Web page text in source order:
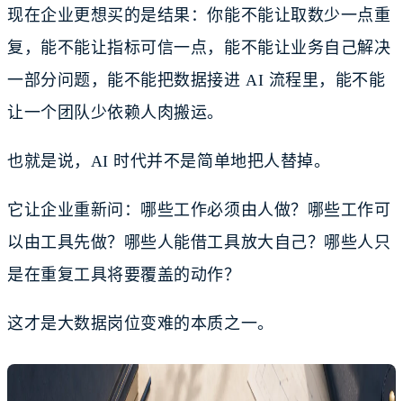
现在企业更想买的是结果：你能不能让取数少一点重
复，能不能让指标可信一点，能不能让业务自己解决
一部分问题，能不能把数据接进 AI 流程里，能不能
让一个团队少依赖人肉搬运。
也就是说，AI 时代并不是简单地把人替掉。
它让企业重新问：哪些工作必须由人做？哪些工作可
以由工具先做？哪些人能借工具放大自己？哪些人只
是在重复工具将要覆盖的动作？
这才是大数据岗位变难的本质之一。